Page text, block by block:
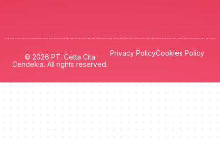
© 2026 PT. Cetta Cita
Cendekia. All rights reserved.
Privacy PolicyCookies Policy